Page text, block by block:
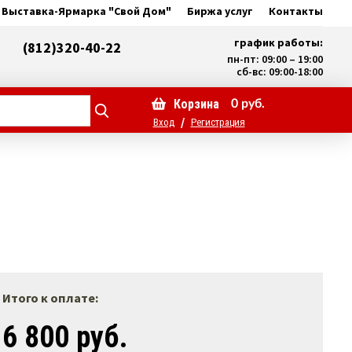
Выставка-Ярмарка "Свой Дом" Биржа услуг Контакты
(812)320-40-22
график работы:
пн-пт: 09:00 – 19:00
сб-вс: 09:00-18:00
Корзина 0руб.
Вход / Регистрация
Итого к оплате:
6 800 руб.